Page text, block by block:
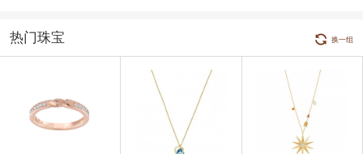
热门珠宝 换一组